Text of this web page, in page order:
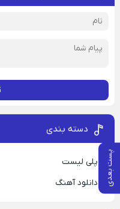
پست بعدی
دسته بندی
پلی لیست
دانلود آهنگ